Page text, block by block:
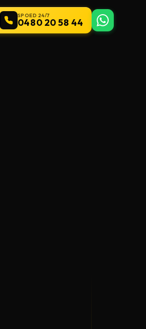
SPOED 24/7
0480 20 58 44